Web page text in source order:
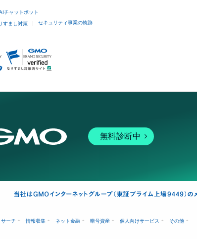
チャットボット
すまし対策 セキュリティ事業の軌跡
無料診断中
サーチ 情報収集 ネット金融 暗号資産 個人向けサービス その他